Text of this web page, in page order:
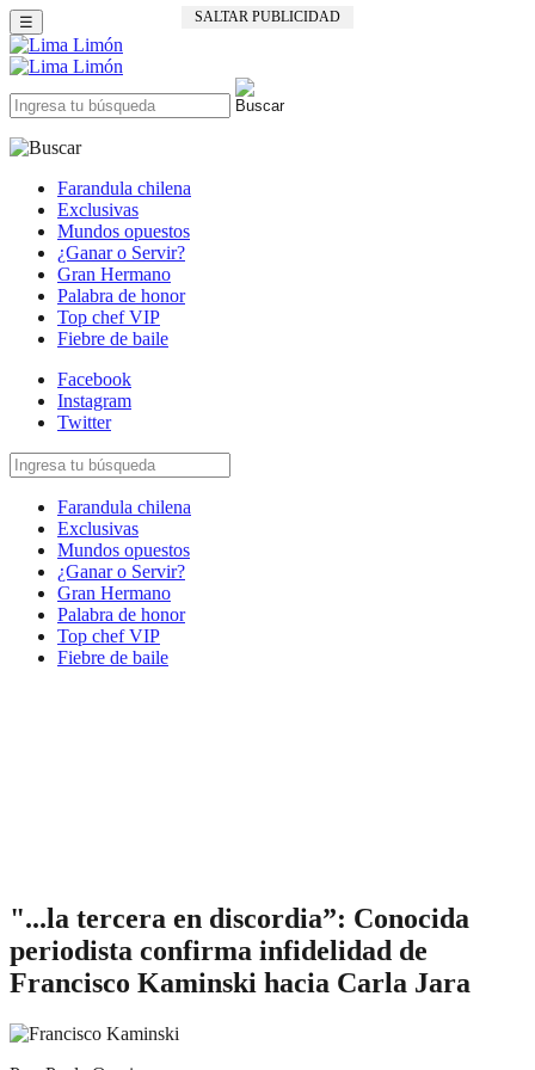
SALTAR PUBLICIDAD
☰
Farandula chilena
Exclusivas
Mundos opuestos
¿Ganar o Servir?
Gran Hermano
Palabra de honor
Top chef VIP
Fiebre de baile
Facebook
Instagram
Twitter
Farandula chilena
Exclusivas
Mundos opuestos
¿Ganar o Servir?
Gran Hermano
Palabra de honor
Top chef VIP
Fiebre de baile
"...la tercera en discordia”: Conocida
periodista confirma infidelidad de
Francisco Kaminski hacia Carla Jara